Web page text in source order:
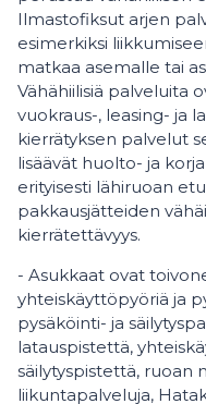
Ilmastofiksut arjen
esimerkiksi
matkaa asemalle tai
Vähähiilisiä palveluita
vuokraus-, leasing- ja
kierrätyksen palvelut
lisäävät huolto- ja
erityisesti lähiruoan
pakkausjätteiden
kierrätettävyys.
- Asukkaat ovat
yhteiskäyttöpyöriä ja
pysäköinti- ja
latauspistettä,
säilytyspistettä, ruoan
liikuntapalveluja,